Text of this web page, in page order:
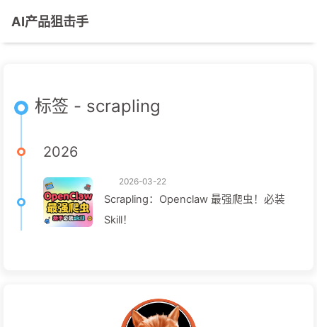
AI产品狙击手
标签 - scrapling
2026
2026-03-22
Scrapling：Openclaw 最强爬虫！必装
Skill！